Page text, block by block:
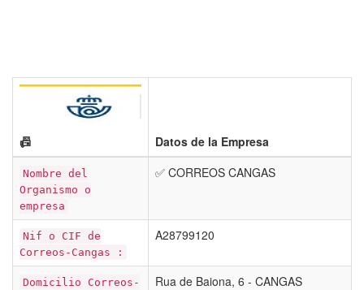
📠 Datos de la Empresa
Nombre del
Organismo o
empresa
✅ CORREOS CANGAS
Nif o CIF de
Correos-Cangas :
A28799120
Domicilio Correos-
Rua de Baiona, 6 - CANGAS